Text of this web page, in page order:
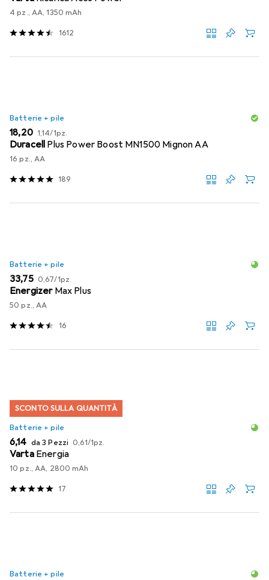
4 pz., AA, 1350 mAh
1612
Batterie + pile
EUR
18,20 EUR
1,14/1pz.
Duracell Plus Power Boost MN1500 Mignon AA
16 pz., AA
189
Batterie + pile
EUR
33,75 EUR
0,67/1pz.
Energizer Max Plus
50 pz., AA
16
SCONTO SULLA QUANTITÀ
Batterie + pile
EUR
6,14 da 3 Pezzi EUR
0,61/1pz.
Varta Energia
10 pz., AA, 2800 mAh
17
Batterie + pile